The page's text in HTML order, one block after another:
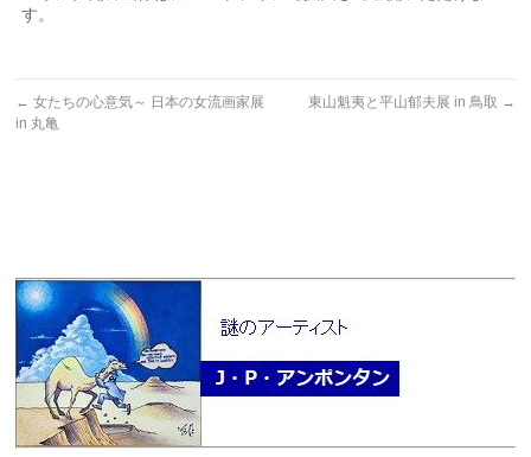
す。
← 女たちの心意気～ 日本の女流画家展
in 丸亀
東山魁夷と平山郁夫展 in 鳥取 →